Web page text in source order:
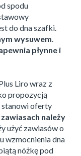
spodu
do dna szafki.
wysuwem.
płynne i
Liro wraz z
propozycją
stanowi oferty
należy
użyć zawiasów o
wzmocnienia dna
nóżkę pod